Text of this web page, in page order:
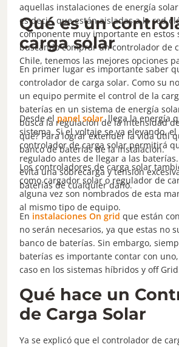
aquellas instalaciones de energía
es decir, que están aisladas a la red
componente muy importante en estos
buscando comprar un controlador de
Chile, tenemos las mejores opciones
Qué es un
carga solar
En primer lugar es importante saber
controlador de carga solar. Como su
un equipo permite el control de la
baterías en un sistema de energía
busca la regulación de la intensidad
qué? Para lograr extender la vida útil
banco de baterías de la instalación.
Desde el panel solarllega la energía
sistema. Si el voltaje se va elevando,
controlador de carga solar permitirá
regulado antes de llegar a las
evita una sobrecarga y tensión
baterías de cualquier daño.
Los controladores de carga solar
como cargador solar o regulador de
alguna vez son nombrados de esta
al mismo tipo de equipo.
En instalaciones On grid que están
no serán necesarios, ya que estas no
banco de baterías. Sin embargo,
baterías es importante contar con
caso en los sistemas híbridos y off
Qué hace un
de Carga Solar
Ya se explicó que el controlador de